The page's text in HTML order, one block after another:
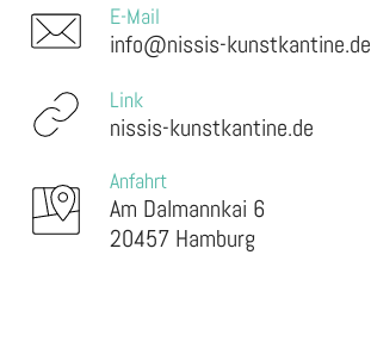
E-Mail
info@nissis-kunstkantine.de
Link
nissis-kunstkantine.de
Anfahrt
Am Dalmannkai 6
20457 Hamburg